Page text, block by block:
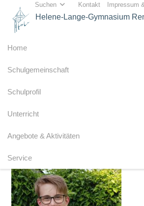
Suchen Kontakt Impressum
Helene-Lange-Gymnasium
Home
Schulgemeinschaft
Schulprofil
Unterricht
Angebote & Aktivitäten
Service